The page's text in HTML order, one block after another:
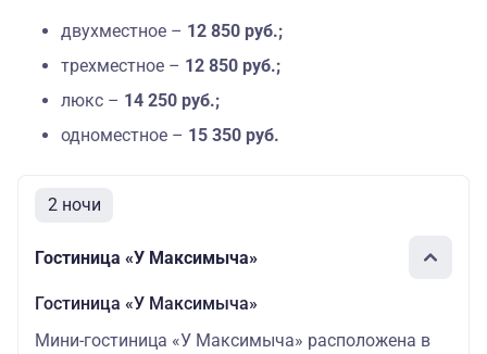
двухместное – 12 850 руб.;
трехместное – 12 850 руб.;
люкс – 14 250 руб.;
одноместное – 15 350 руб.
2 ночи
Гостиница «У Максимыча»
Гостиница «У Максимыча»
Мини-гостиница «У Максимыча» расположена в